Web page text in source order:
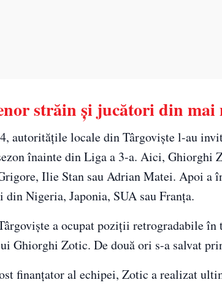
străin şi jucători din
autorităţile locale din Târgovişte l-au
înainte din Liga a 3-a. Aici, Ghiorghi
Ilie Stan sau Adrian Matei. Apoi a
din Nigeria, Japonia, SUA sau Franţa.
a ocupat poziţii retrogradabile
Ghiorghi Zotic. De două ori s-a salvat
finanţator al echipei, Zotic a realizat